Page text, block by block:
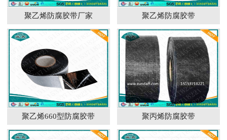
聚乙烯防腐胶带厂家 聚乙烯防腐胶带
聚乙烯660型防腐胶带 聚丙烯防腐胶带